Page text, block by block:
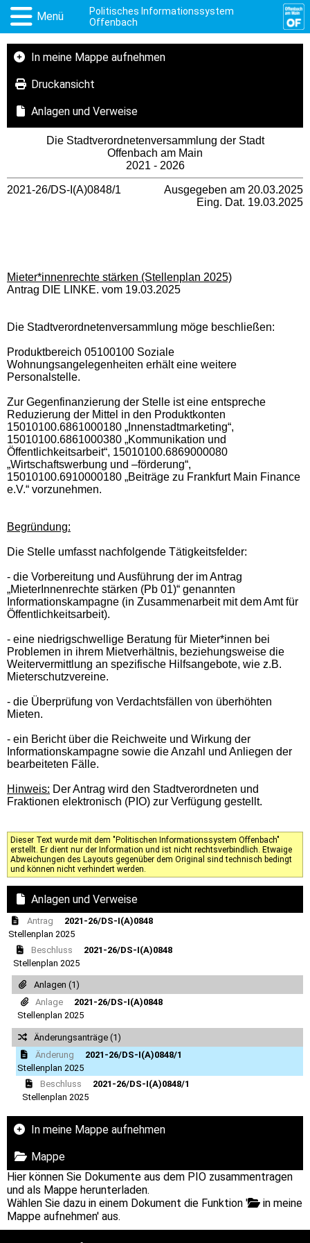
Menü
Politisches Informationssystem
Offenbach
In meine Mappe aufnehmen
Druckansicht
Anlagen und Verweise
Die Stadtverordnetenversammlung der Stadt
Offenbach am Main
2021 - 2026
2021-26/DS-I(A)0848/1
Ausgegeben am 20.03.2025
Eing. Dat. 19.03.2025
Mieter*innenrechte stärken (Stellenplan 2025)
Antrag DIE LINKE. vom 19.03.2025
Die Stadtverordnetenversammlung möge beschließen:
Produktbereich 05100100 Soziale
Wohnungsangelegenheiten erhält eine weitere
Personalstelle.
Zur Gegenfinanzierung der Stelle ist eine entspreche
Reduzierung der Mittel in den Produktkonten
15010100.6861000180 „Innenstadtmarketing“,
15010100.6861000380 „Kommunikation und
Öffentlichkeitsarbeit“, 15010100.6869000080
„Wirtschaftswerbung und –förderung“,
15010100.6910000180 „Beiträge zu Frankfurt Main Finance
e.V.“ vorzunehmen.
Begründung:
Die Stelle umfasst nachfolgende Tätigkeitsfelder:
- die Vorbereitung und Ausführung der im Antrag
„MieterInnenrechte stärken (Pb 01)“ genannten
Informationskampagne (in Zusammenarbeit mit dem Amt für
Öffentlichkeitsarbeit).
- eine niedrigschwellige Beratung für Mieter*innen bei
Problemen in ihrem Mietverhältnis, beziehungsweise die
Weitervermittlung an spezifische Hilfsangebote, wie z.B.
Mieterschutzvereine.
- die Überprüfung von Verdachtsfällen von überhöhten
Mieten.
- ein Bericht über die Reichweite und Wirkung der
Informationskampagne sowie die Anzahl und Anliegen der
bearbeiteten Fälle.
Hinweis: Der Antrag wird den Stadtverordneten und
Fraktionen elektronisch (PIO) zur Verfügung gestellt.
Dieser Text wurde mit dem "Politischen Informationssystem Offenbach"
erstellt. Er dient nur der Information und ist nicht rechtsverbindlich. Etwaige
Abweichungen des Layouts gegenüber dem Original sind technisch bedingt
und können nicht verhindert werden.
Anlagen und Verweise
Antrag
2021-26/DS-I(A)0848
Stellenplan 2025
Beschluss
2021-26/DS-I(A)0848
Stellenplan 2025
Anlagen (1)
Anlage
2021-26/DS-I(A)0848
Stellenplan 2025
Änderungsanträge (1)
Änderung
2021-26/DS-I(A)0848/1
Stellenplan 2025
Beschluss
2021-26/DS-I(A)0848/1
Stellenplan 2025
In meine Mappe aufnehmen
Mappe
Hier können Sie Dokumente aus dem PIO zusammentragen
und als Mappe herunterladen.
Wählen Sie dazu in einem Dokument die Funktion '
in meine
Mappe aufnehmen' aus.